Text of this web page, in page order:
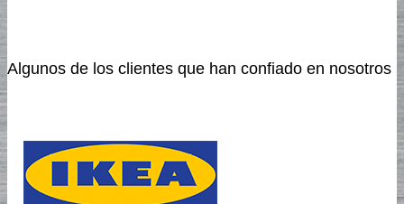
Algunos de los clientes que han confiado en nosotros